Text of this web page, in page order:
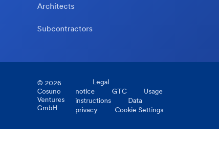
Architects
Subcontractors
© 2026
Cosuno
Ventures
GmbH
Legal
notice
GTC
Usage
instructions
Data
privacy
Cookie Settings